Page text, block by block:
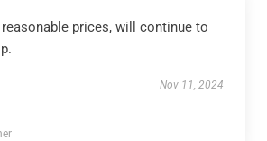
prices, will continue to
Nov 11, 2024